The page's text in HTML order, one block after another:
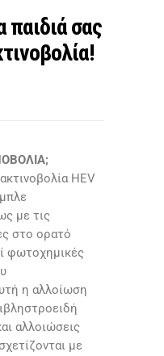
σας
HEV
με τις
στο ορατό
φωτοχημικές
η αλλοίωση
αλλοιώσεις
με